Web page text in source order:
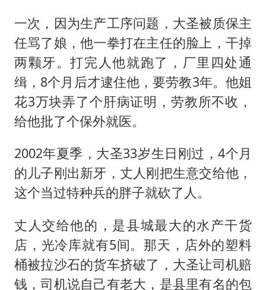
一次，因为生产工序问题，大圣被质保主
任骂了娘，他一拳打在主任的脸上，干掉
两颗牙。打完人他就跑了，厂里四处通
缉，8个月后才逮住他，要劳教3年。他姐
花3万块弄了个肝病证明，劳教所不收，
给他批了个保外就医。
2002年夏季，大圣33岁生日刚过，4个月
的儿子刚出新牙，丈人刚把生意交给他，
这个当过特种兵的胖子就砍了人。
丈人交给他的，是县城最大的水产干货
店，光冷库就有5间。那天，店外的塑料
桶被拉沙石的货车挤破了，大圣让司机赔
钱，司机说自己有老大，是县里有名的包